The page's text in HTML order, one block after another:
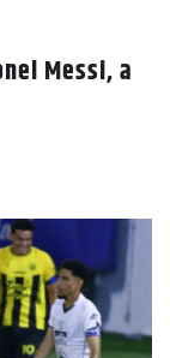
Messi, a